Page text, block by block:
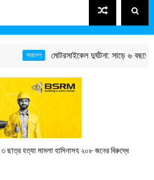
মোটরসাইকেল দুর্ঘটনা: সাড়ে ৬ বছরে ১৫
ছাত্র হত্যা মামলা হাসিনাসহ ২০৮ জনের বিরুদ্ধে